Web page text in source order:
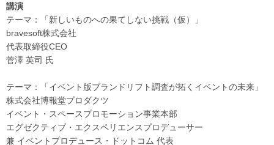
講演
テーマ：「新しいものへの果てしない挑戦（仮）」
bravesoft株式会社
代表取締役CEO
菅澤 英司 氏
テーマ：「イベント版ブランドリフト調査が拓くイベントの未来」
株式会社博報堂プロダクツ
イベント・スペースプロモーション事業本部
エグゼクティブ・エクスペリエンスプロデューサー
兼 イベントプロデュース・ドットコム 代表